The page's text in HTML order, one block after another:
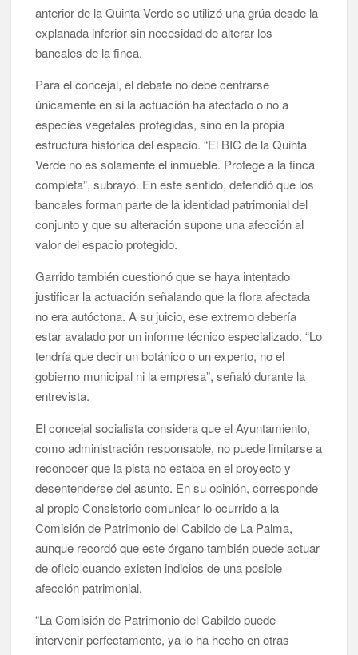
anterior de la Quinta Verde se utilizó una grúa desde la
explanada inferior sin necesidad de alterar los
bancales de la finca.
Para el concejal, el debate no debe centrarse
únicamente en si la actuación ha afectado o no a
especies vegetales protegidas, sino en la propia
estructura histórica del espacio. “El BIC de la Quinta
Verde no es solamente el inmueble. Protege a la finca
completa”, subrayó. En este sentido, defendió que los
bancales forman parte de la identidad patrimonial del
conjunto y que su alteración supone una afección al
valor del espacio protegido.
Garrido también cuestionó que se haya intentado
justificar la actuación señalando que la flora afectada
no era autóctona. A su juicio, ese extremo debería
estar avalado por un informe técnico especializado. “Lo
tendría que decir un botánico o un experto, no el
gobierno municipal ni la empresa”, señaló durante la
entrevista.
El concejal socialista considera que el Ayuntamiento,
como administración responsable, no puede limitarse a
reconocer que la pista no estaba en el proyecto y
desentenderse del asunto. En su opinión, corresponde
al propio Consistorio comunicar lo ocurrido a la
Comisión de Patrimonio del Cabildo de La Palma,
aunque recordó que este órgano también puede actuar
de oficio cuando existen indicios de una posible
afección patrimonial.
“La Comisión de Patrimonio del Cabildo puede
intervenir perfectamente, ya lo ha hecho en otras